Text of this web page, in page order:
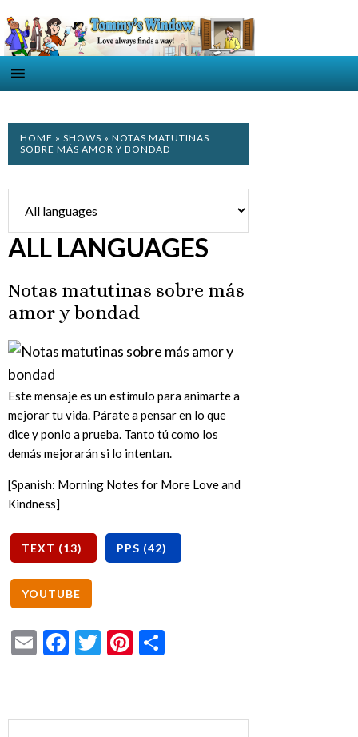
HOME » SHOWS » NOTAS MATUTINAS
SOBRE MÁS AMOR Y BONDAD
ALL LANGUAGES
Notas matutinas sobre más
amor y bondad
Este mensaje es un estímulo para animarte a
mejorar tu vida. Párate a pensar en lo que
dice y ponlo a prueba. Tanto tú como los
demás mejorarán si lo intentan.
[Spanish: Morning Notes for More Love and
Kindness]
EmailFacebook
TwitterPinterest